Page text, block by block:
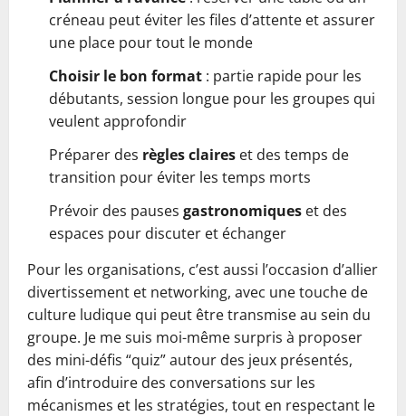
créneau peut éviter les files d’attente et assurer
une place pour tout le monde
Choisir le bon format : partie rapide pour les
débutants, session longue pour les groupes qui
veulent approfondir
Préparer des règles claires et des temps de
transition pour éviter les temps morts
Prévoir des pauses gastronomiques et des
espaces pour discuter et échanger
Pour les organisations, c’est aussi l’occasion d’allier
divertissement et networking, avec une touche de
culture ludique qui peut être transmise au sein du
groupe. Je me suis moi-même surpris à proposer
des mini-défis “quiz” autour des jeux présentés,
afin d’introduire des conversations sur les
mécanismes et les stratégies, tout en respectant le